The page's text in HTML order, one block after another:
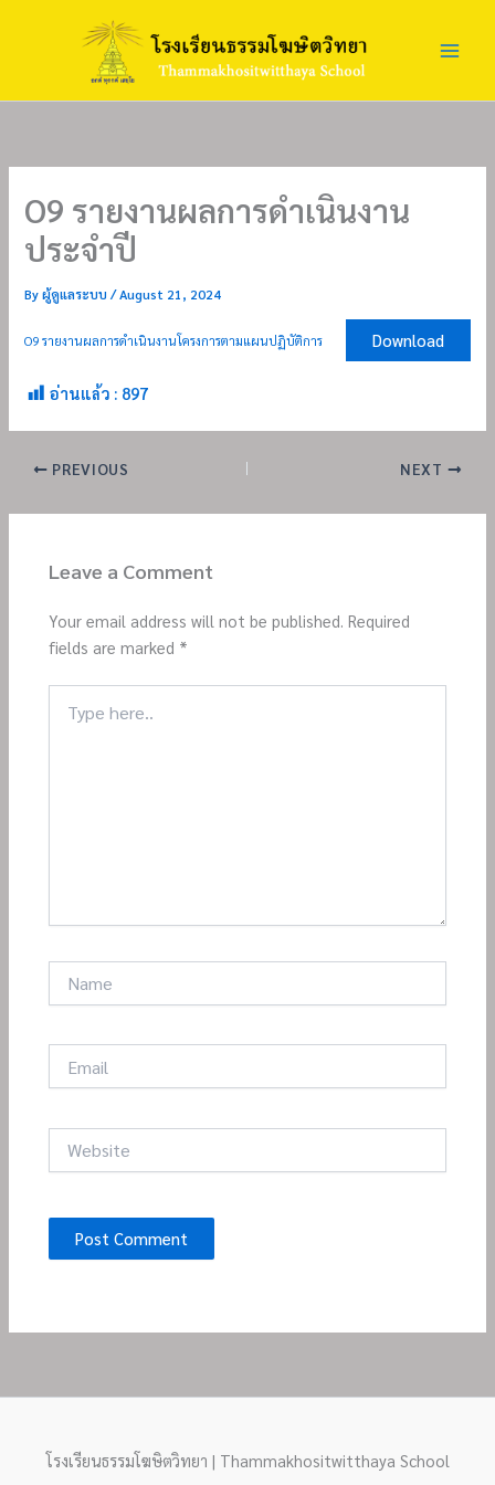
O9 รายงานผลการดำเนินงาน
ประจำปี
Byผู้ดูแลระบบ/August 21, 2024
O9 รายงานผลการดำเนินงานโครงการตามแผนปฏิบัติการ Download
อ่านแล้ว : 897
PREVIOUS NEXT
Leave a Comment
Your email address will not be published. Required
fields are marked *
here..
โรงเรียนธรรมโฆษิตวิทยา | Thammakhositwitthaya School